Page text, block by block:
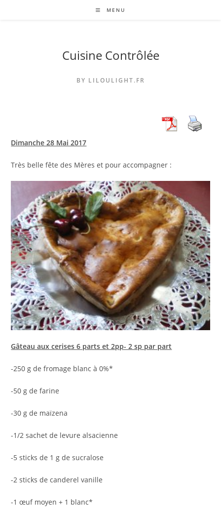
MENU
Cuisine Contrôlée
BY LILOULIGHT.FR
Dimanche 28 Mai 2017
Très belle fête des Mères et pour accompagner :
Gâteau aux cerises 6 parts et 2pp- 2 sp par part
-250 g de fromage blanc à 0%*
-50 g de farine
-30 g de maïzena
-1/2 sachet de levure alsacienne
-5 sticks de 1 g de sucralose
-2 sticks de canderel vanille
-1 œuf moyen + 1 blanc*